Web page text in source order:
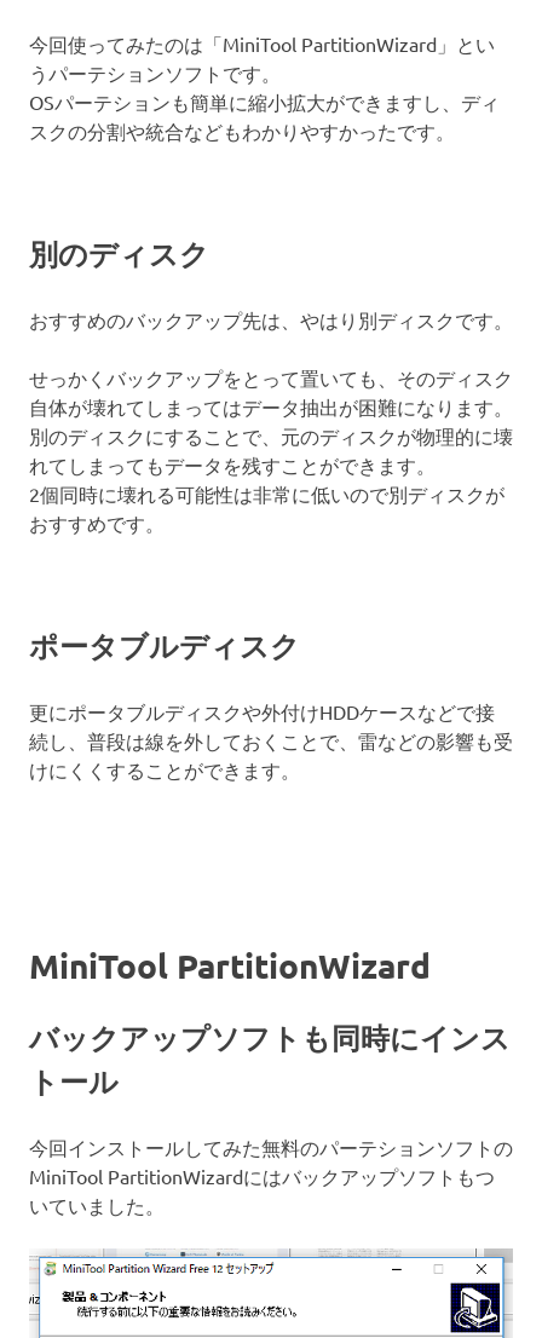
今回使ってみたのは「MiniTool PartitionWizard」とい
うパーテションソフトです。
OSパーテションも簡単に縮小拡大ができますし、ディ
スクの分割や統合などもわかりやすかったです。
別のディスク
おすすめのバックアップ先は、やはり別ディスクです。
せっかくバックアップをとって置いても、そのディスク
自体が壊れてしまってはデータ抽出が困難になります。
別のディスクにすることで、元のディスクが物理的に壊
れてしまってもデータを残すことができます。
2個同時に壊れる可能性は非常に低いので別ディスクが
おすすめです。
ポータブルディスク
更にポータブルディスクや外付けHDDケースなどで接
続し、普段は線を外しておくことで、雷などの影響も受
けにくくすることができます。
MiniTool PartitionWizard
バックアップソフトも同時にインス
トール
今回インストールしてみた無料のパーテションソフトの
MiniTool PartitionWizardにはバックアップソフトもつ
いていました。